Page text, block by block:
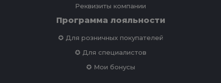
Реквизиты компании
Программа лояльности
✪ Для розничных покупателей
✪ Для специалистов
✪ Мои бонусы